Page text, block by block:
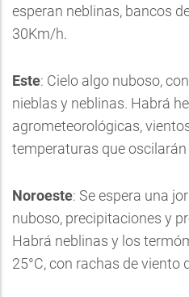
esperan neblinas, bancos
30Km/h.
Este: Cielo algo nuboso,
nieblas y neblinas. Habrá
agrometeorológicas,
temperaturas que oscilarán
Noroeste: Se espera una
nuboso, precipitaciones y
Habrá neblinas y los
25°C, con rachas de viento